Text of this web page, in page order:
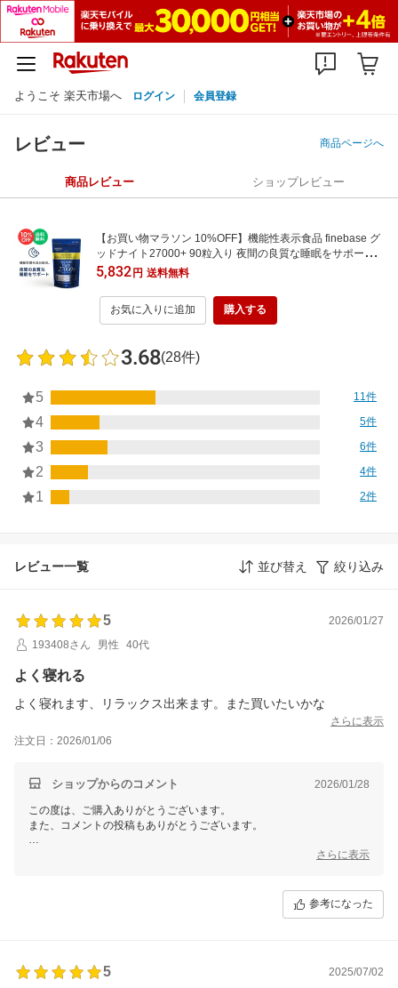
ようこそ 楽天市場へ ログイン 会員登録
レビュー 商品ページへ
商品レビュー ショップレビュー
【お買い物マラソン 10%OFF】機能性表示食品 finebase グ
ッドナイト27000+ 90粒入り 夜間の良質な睡眠をサポー
ト！ 休息サプリ 送料無料 睡眠 テアニン サプリ
5,832円 送料無料
お気に入りに追加 購入する
3.68(28件)
5 11件
4 5件
3 6件
2 4件
1 2件
レビュー一覧 並び替え 絞り込み
5
2026/01/27
193408さん
男性 40代
よく寝れる
よく寝れます、リラックス出来ます。また買いたいかな
さらに表示
注文日：2026/01/06
ショップからのコメント 2026/01/28
この度は、ご購入ありがとうございます。
また、コメントの投稿もありがとうございます。
今後とも【Ｅ！Ｃｈｏｉｃｅ 楽天市場店】をご愛顧くださいますよ
さらに表示
参考になった
5
2025/07/02